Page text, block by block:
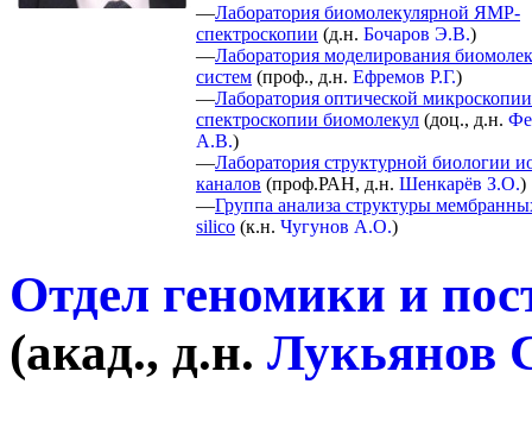
—Лаборатория биомолекулярной ЯМР-
спектроскопии (д.н. Бочаров Э.В.)
—Лаборатория моделирования
систем (проф., д.н. Ефремов Р.Г.)
—Лаборатория оптической
спектроскопии биомолекул (доц., д.н.
А.В.)
—Лаборатория структурной биологии
каналов (проф.РАН, д.н. Шенкарёв З.О.)
—Группа анализа структуры
silico (к.н. Чугунов А.О.)
Отдел геномики и
(акад., д.н. Лукьянов